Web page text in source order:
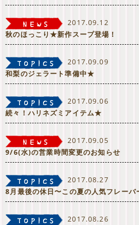
2017.09.12
秋のほっこり★新作スープ登場！
2017.09.09
和梨のジェラート準備中★
2017.09.06
続々！ハリネズミアイテム★
2017.09.05
9/6(水)の営業時間変更のお知らせ
2017.08.27
8月最後の休日〜この夏の人気フレーバ
2017.08.26